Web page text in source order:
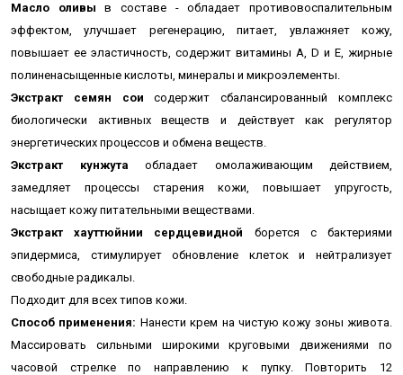
Масло оливы в составе - обладает противовоспалительным
эффектом, улучшает регенерацию, питает, увлажняет кожу,
повышает ее эластичность, содержит витамины A, D и Е, жирные
полиненасыщенные кислоты, минералы и микроэлементы.
Экстракт семян сои содержит сбалансированный комплекс
биологически активных веществ и действует как регулятор
энергетических процессов и обмена веществ.
Экстракт кунжута обладает омолаживающим действием,
замедляет процессы старения кожи, повышает упругость,
насыщает кожу питательными веществами.
Экстракт хауттюйнии сердцевидной борется с бактериями
эпидермиса, стимулирует обновление клеток и нейтрализует
свободные радикалы.
Подходит для всех типов кожи.
Способ применения: Нанести крем на чистую кожу зоны живота.
Массировать сильными широкими круговыми движениями по
часовой стрелке по направлению к пупку. Повторить 12